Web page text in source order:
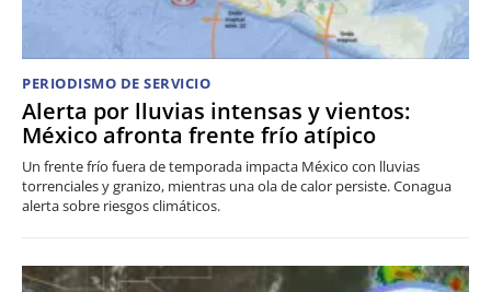
PERIODISMO DE SERVICIO
Alerta por lluvias intensas y vientos:
México afronta frente frío atípico
Un frente frío fuera de temporada impacta México con lluvias
torrenciales y granizo, mientras una ola de calor persiste. Conagua
alerta sobre riesgos climáticos.